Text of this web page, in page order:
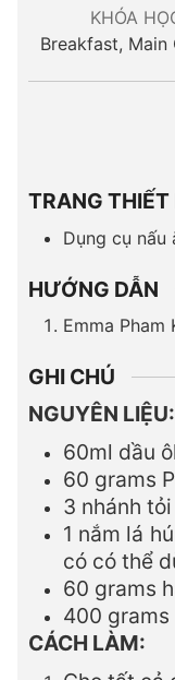
KHÓA
Breakfast, Main
TRANG THIẾT
Dụng cụ nấu
HƯỚNG DẪN
Emma Pham
GHI CHÚ
NGUYÊN LIỆU:
60ml dầu
60 grams
3 nhánh tỏi
1 nắm lá
có có thể
60 grams
400 grams
CÁCH LÀM: